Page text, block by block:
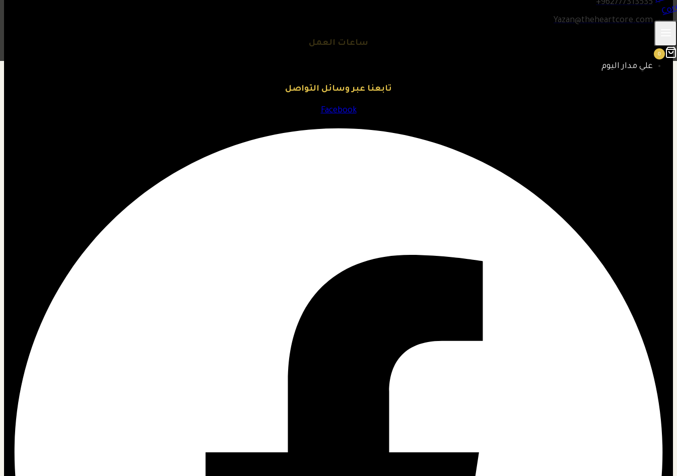
0
962777313535+
Yazan@theheartcore.com
ساعات العمل
علي مدار اليوم
تابعنا عبر وسائل التواصل
Facebook